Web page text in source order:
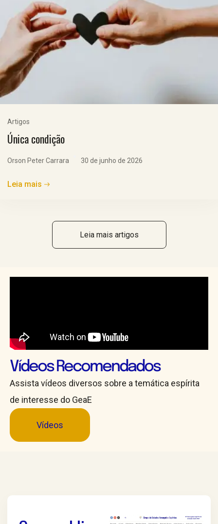
Artigos
Única condição
Orson Peter Carrara 30 de junho de 2026
Leia mais
Leia mais artigos
Vídeos Recomendados
Assista vídeos diversos sobre a temática espírita
de interesse do GeaE
Vídeos